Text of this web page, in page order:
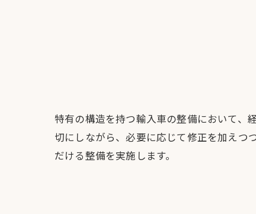
特有の構造を持つ輸入車の整備において、
切にしながら、必要に応じて修正を加えつ
だける整備を実施します。